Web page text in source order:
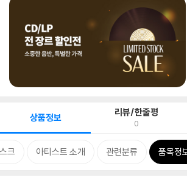
상품정보 리뷰/한줄평
0
크 아티스트 소개 관련분류 품목정